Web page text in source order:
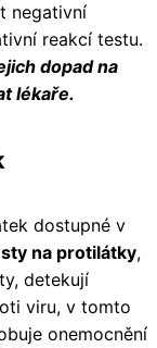
negativní
reakcí testu.
dopad na
lékaře.
dostupné v
na protilátky,
detekují
viru, v tomto
onemocnění